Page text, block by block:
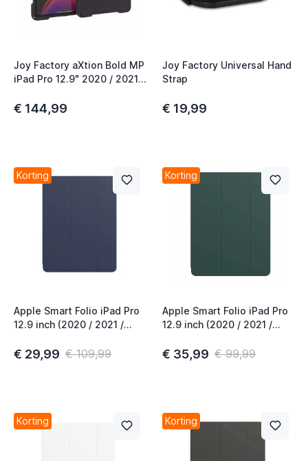
Joy Factory aXtion Bold MP
iPad Pro 12.9" 2020 / 2021 /
€ 144,99
Joy Factory Universal Hand
Strap
€ 19,99
Korting
Apple Smart Folio iPad Pro
12.9 inch (2020 / 2021 /
€ 29,99 € 109,99
Korting
Apple Smart Folio iPad Pro
12.9 inch (2020 / 2021 /
€ 35,99 € 99,99
Korting Korting